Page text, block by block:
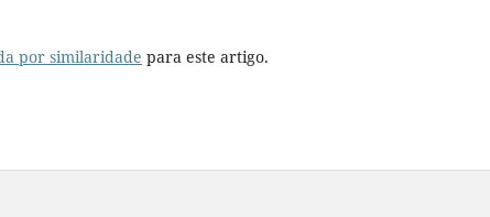
por similaridade para este artigo.